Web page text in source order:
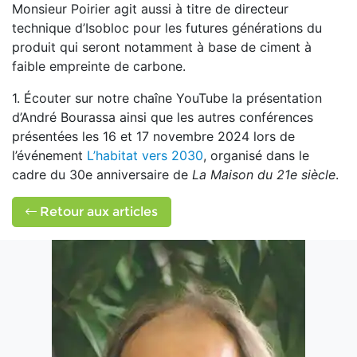
Monsieur Poirier agit aussi à titre de directeur
technique d’Isobloc pour les futures générations du
produit qui seront notamment à base de ciment à
faible empreinte de carbone.
1. Écouter sur notre chaîne YouTube la présentation
d’André Bourassa ainsi que les autres conférences
présentées les 16 et 17 novembre 2024 lors de
l’événement L’habitat vers 2030, organisé dans le
cadre du 30e anniversaire de La Maison du 21e siècle.
Retour aux articles